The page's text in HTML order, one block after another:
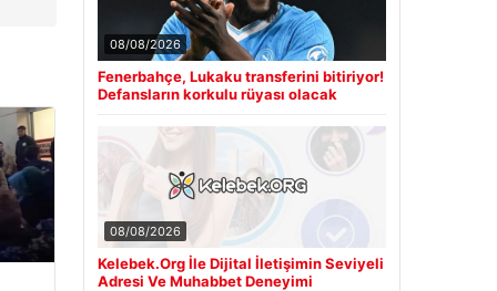
08/08/2026
Fenerbahçe, Lukaku transferini bitiriyor!
Defansların korkulu rüyası olacak
08/08/2026
Kelebek.Org İle Dijital İletişimin Seviyeli
Adresi Ve Muhabbet Deneyimi